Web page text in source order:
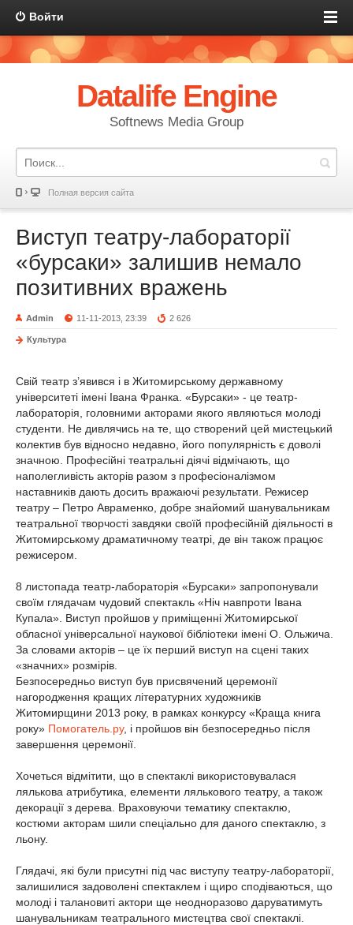
Войти
Datalife Engine
Softnews Media Group
Полная версия сайта
Виступ театру-лабораторії
«бурсаки» залишив немало
позитивних вражень
Admin 11-11-2013, 23:39 2 626
Культура
Свій театр з’явився і в Житомирському державному
університеті імені Івана Франка. «Бурсаки» - це театр-
лабораторія, головними акторами якого являються молоді
студенти. Не дивлячись на те, що створений цей мистецький
колектив був відносно недавно, його популярність є доволі
значною. Професійні театральні діячі відмічають, що
наполегливість акторів разом з професіоналізмом
наставників дають досить вражаючі результати. Режисер
театру – Петро Авраменко, добре знайомий шанувальникам
театральної творчості завдяки своїй професійній діяльності в
Житомирському драматичному театрі, де він також працює
режисером.
8 листопада театр-лабораторія «Бурсаки» запропонували
своїм глядачам чудовий спектакль «Ніч навпроти Івана
Купала». Виступ пройшов у приміщенні Житомирської
обласної універсальної наукової бібліотеки імені О. Ольжича.
За словами акторів – це їх перший виступ на сцені таких
«значних» розмірів.
Безпосередньо виступ був присвячений церемонії
нагородження кращих літературних художників
Житомирщини 2013 року, в рамках конкурсу «Краща книга
року» Помогатель.ру, і пройшов він безпосередньо після
завершення церемонії.
Хочеться відмітити, що в спектаклі використовувалася
лялькова атрибутика, елементи лялькового театру, а також
декорації з дерева. Враховуючи тематику спектаклю,
костюми акторам шили спеціально для даного спектаклю, з
льону.
Глядачі, які були присутні під час виступу театру-лабораторії,
залишилися задоволені спектаклем і щиро сподіваються, що
молоді і талановиті актори ще неодноразово даруватимуть
шанувальникам театрального мистецтва свої спектаклі.